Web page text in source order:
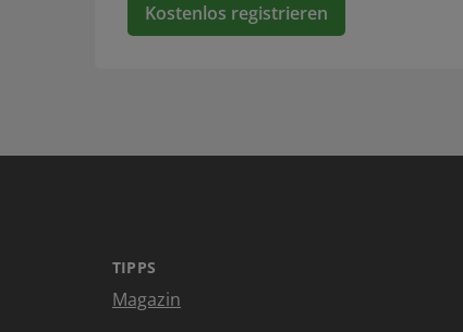
Kostenlos registrieren
TIPPS
Magazin